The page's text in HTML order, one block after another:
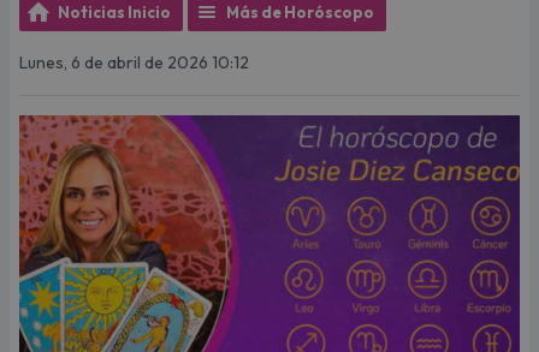
Noticias Inicio Más de Horóscopo
Lunes, 6 de abril de 2026 10:12